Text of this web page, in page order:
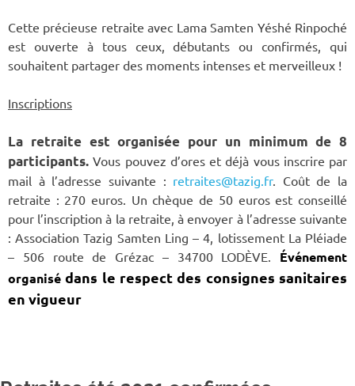
Cette précieuse retraite avec Lama Samten Yéshé Rinpoché
est ouverte à tous ceux, débutants ou confirmés, qui
souhaitent partager des moments intenses et merveilleux !
Inscriptions
La retraite est organisée pour un minimum de 8
participants.Vous pouvez d’ores et déjà vous inscrire par
mail à l’adresse suivante : retraites@tazig.fr. Coût de la
retraite : 270 euros. Un chèque de 50 euros est conseillé
pour l’inscription à la retraite, à envoyer à l’adresse suivante
: Association Tazig Samten Ling – 4, lotissement La Pléiade
– 506 route de Grézac – 34700 LODÈVE. Événement
organisédans le respect des consignes sanitaires
en vigueur